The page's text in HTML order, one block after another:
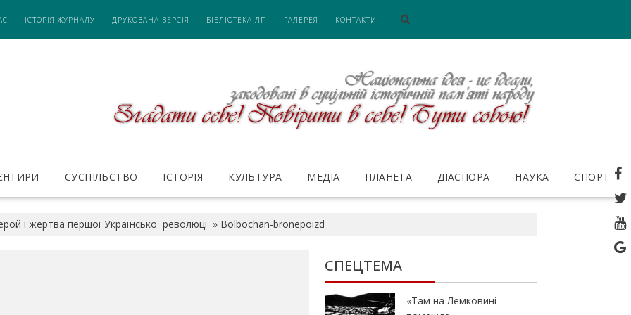
ІСТОРІЯ ЖУРНАЛУ ДРУКОВАНА ВЕРСІЯ БІБЛІОТЕКА ЛП ГАЛЕРЕЯ КОНТАКТИ
СУСПІЛЬСТВО ІСТОРІЯ КУЛЬТУРА МЕДІА ПЛАНЕТА ДІАСПОРА НАУКА СПОРТ
і жертва першої Української революції » Bolbochan-bronepoizd
СПЕЦТЕМА
«Там на Лемковині